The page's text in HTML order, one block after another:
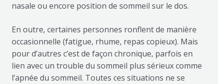
nasale ou encore position de sommeil sur le dos.
En outre, certaines personnes ronflent de manière
occasionnelle (fatigue, rhume, repas copieux). Mais
pour d’autres c’est de façon chronique, parfois en
lien avec un trouble du sommeil plus sérieux comme
l’apnée du sommeil. Toutes ces situations ne se